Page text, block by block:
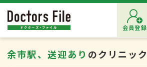
会員登録
余市駅、送迎あり のクリニッ